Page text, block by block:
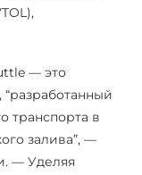
— это
транспорта в
залива”, —
— Уделяя